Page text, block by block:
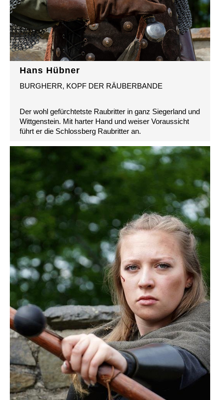
Hans Hübner
BURGHERR, KOPF DER RÄUBERBANDE
Der wohl gefürchtetste Raubritter in ganz Siegerland und
Wittgenstein. Mit harter Hand und weiser Voraussicht
führt er die Schlossberg Raubritter an.